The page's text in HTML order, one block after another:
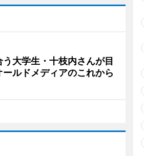
大学生・十枝内さんが目
ルドメディアのこれから